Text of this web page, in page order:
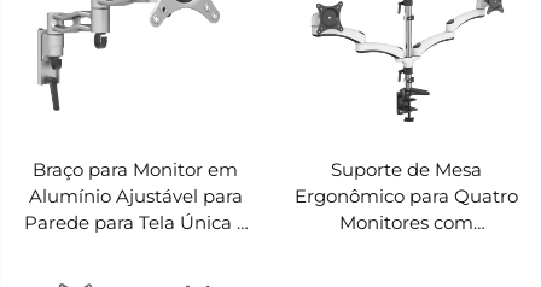
Braço para Monitor em
Alumínio Ajustável para
Parede para Tela Única –
Suporte de Mesa
Ergonômico para Quatro
Monitores com